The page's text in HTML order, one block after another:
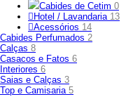
Cabides de Cetim 0
Hotel / Lavandaria 13
Acessórios 14
Cabides Perfumados 2
Calças 8
Casacos e Fatos 6
Interiores 6
Saias e Calças 3
Top e Camisaria 5